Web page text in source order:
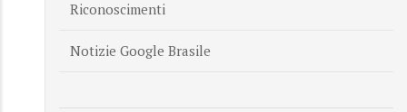
Riconoscimenti
Notizie Google Brasile